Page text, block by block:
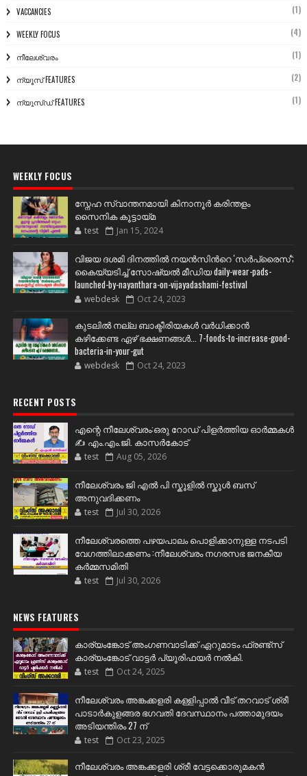
VACCANCIES (1)
WEEKLY FOCUS (4)
നീലേശ്വരം (1)
ന്യൂസ് FEATURES (2)
ന്യൂസ്ഡ് FEATURES (1)
WEEKLY FOCUS
സ്നേഹ സ്വാന്തനമായി കിനാനൂർ കരിന്തളം
സൈനിക കൂട്ടായ്മ
test Jan 15, 2024
വിജയ ദശമി ദിനത്തില്‍ നയന്‍സിന്‍റെ 'സര്‍പ്രൈസ്';
കൈയ്യടിച്ച് സോഷ്യല്‍ മീഡിയ daily-wear-pads-
launched-by-nayanthara-on-vijayadashami-festival
webdesk Oct 24, 2023
കുടലിൽ നല്ല ബാക്ടീരിയകൾ വര്‍ധിക്കാന്‍
കഴിക്കേണ്ട ഏഴ് ഭക്ഷണങ്ങള്‍... 7-foods-to-increase-good-
bacteria-in-your-gut
webdesk Oct 24, 2023
RECENT POSTS
എന്റെ നീലേശ്വരം:ഒരു റോഡ് പിളർത്തിയ ഓർമ്മകൾ
✍️ എം.എം.ജി. കാസർകോട്
test Aug 05, 2026
നീലേശ്വരം ജി എൽ പി സ്കൂളിൽ സ്കൂൾ ബസ്
അനുവദിക്കണം
test Jul 30, 2026
നീലേശ്വരത്തെ പഴയപാലം പൊളിക്കാനുള്ള നടപടി
വേഗത്തിലാക്കണം :നീലേശ്വരം നഗരസഭ ജനകീയ
കർമ്മസമിതി
test Jul 30, 2026
NEWS FEATURES
കാര്യംങ്കോട് അംഗണവാടിക്ക് ഏറുമാടം ഫ്രണ്ട്സ്
കാര്യംങ്കോട് വാട്ടർ പ്യൂരിഫയർ നൽകി.
test Oct 24, 2025
നീലേശ്വരം അങ്കക്കളരി കള്ളിപ്പാൽ വീട് തറവാട് ശ്രീ
പാടാർകുളങ്ങര ഭഗവതി ദേവസ്ഥാനം പത്താമുദയം
അടിയന്തിരം 27 ന്
test Oct 23, 2025
നീലേശ്വരം അങ്കക്കളരി ശ്രീ വേട്ടക്കൊരുമകൻ